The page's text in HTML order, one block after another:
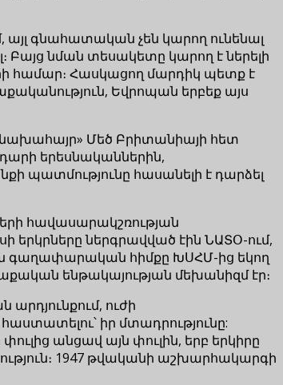
գնահատական չեն կարող ունենալ
Բայց նման տեսակետը կարող է ներելի
համար։ Հասկացող մարդիկ պետք է
Եվրոպան երբեք այս
Մեծ Բրիտանիայի հետ
դարի երեսնականներին,
պատմությունը հասանելի է դարձել
հավասարակշռության
ներգրավված էին ՆԱՏՕ-ում,
գաղափարական հիմքը ԽՍՀՄ-ից եկող
ենթակայության մեխանիզմ էր։
ուժի
իր մտադրությունը:
անցավ այն փուլին, երբ երկիրը
1947 թվականի աշխարհակարգի